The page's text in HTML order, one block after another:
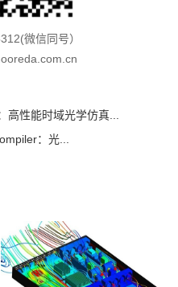
微信同号）
性能时域光学仿真...
：光...